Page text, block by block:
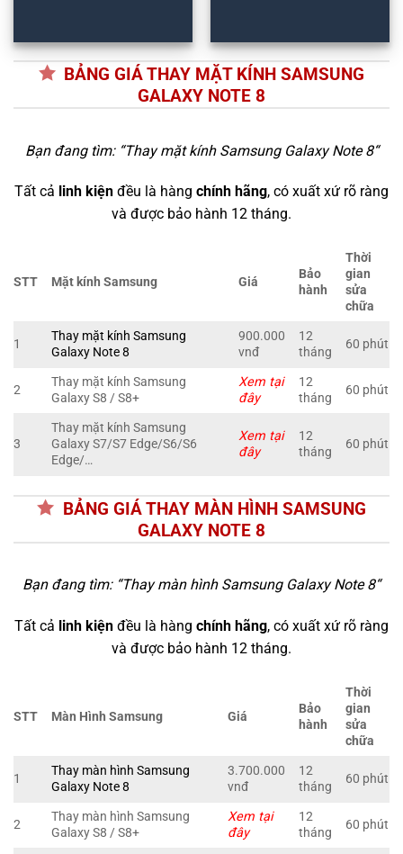
BẢNG GIÁ THAY MẶT KÍNH SAMSUNG
GALAXY NOTE 8
Bạn đang tìm: “Thay mặt kính Samsung Galaxy Note 8“
Tất cả linh kiện đều là hàng chính hãng, có xuất xứ rõ ràng
và được bảo hành 12 tháng.
STT Mặt kính Samsung Giá
Bảo
hành
Thời
gian
sửa
chữa
1
Thay mặt kính Samsung
Galaxy Note 8
900.000
vnđ
12
tháng
60 phút
2
Thay mặt kính Samsung
Galaxy S8 / S8+
Xem tại
đây
12
tháng
60 phút
3
Thay mặt kính Samsung
Galaxy S7/S7 Edge/S6/S6
Edge/…
Xem tại
đây
12
tháng
60 phút
BẢNG GIÁ THAY MÀN HÌNH SAMSUNG
GALAXY NOTE 8
Bạn đang tìm: “Thay màn hình Samsung Galaxy Note 8“
Tất cả linh kiện đều là hàng chính hãng, có xuất xứ rõ ràng
và được bảo hành 12 tháng.
STT Màn Hình Samsung Giá
Bảo
hành
Thời
gian
sửa
chữa
1
Thay màn hình Samsung
Galaxy Note 8
3.700.000
vnđ
12
tháng
60 phút
2
Thay màn hình Samsung
Galaxy S8 / S8+
Xem tại
đây
12
tháng
60 phút